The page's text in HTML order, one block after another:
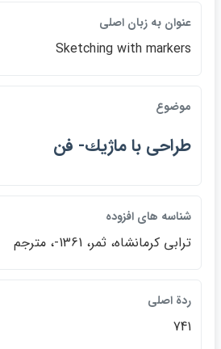
عنوان به زبان اصلي
Sketching with markers
موضوع
طراحي با ماژيك- فن
شناسه هاي افزوده
ترابي كرمانشاه، ثمر، 1361-، مترجم
ردة اصلي
741